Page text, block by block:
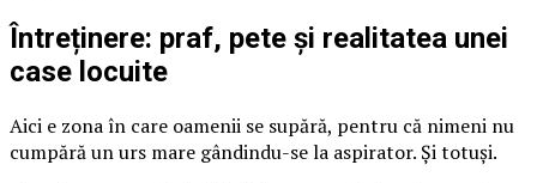
Întreținere: praf, pete și realitatea unei
case locuite
Aici e zona în care oamenii se supără, pentru că nimeni nu
cumpără un urs mare gândindu-se la aspirator. Și totuși.